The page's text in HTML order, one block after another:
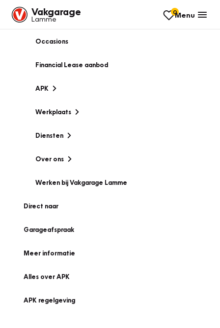
Vakgarage
Lamme
0Menu
Occasions
Financial Lease aanbod
APK
Werkplaats
Diensten
Over ons
Werken bij Vakgarage Lamme
Direct naar
Garageafspraak
Meer informatie
Alles over APK
APK regelgeving